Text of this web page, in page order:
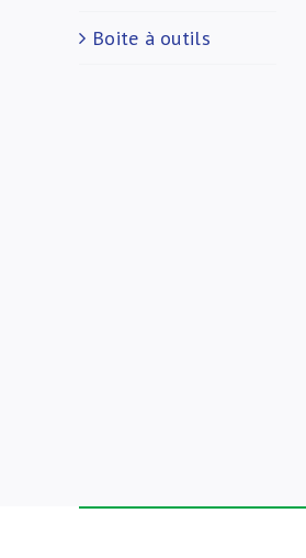
Boite à outils